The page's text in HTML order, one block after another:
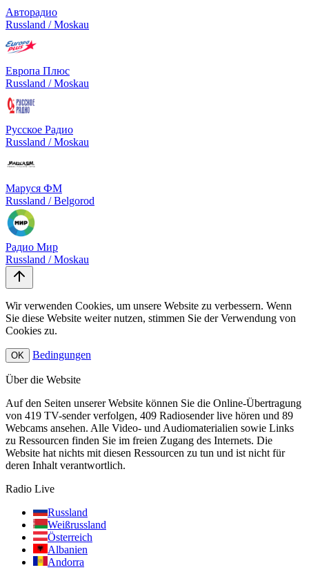
Авторадио
Russland / Moskau
Европа Плюс
Russland / Moskau
Русское Радио
Russland / Moskau
Маруся ФМ
Russland / Belgorod
Радио Мир
Russland / Moskau
Wir verwenden Cookies, um unsere Website zu verbessern. Wenn
Sie diese Website weiter nutzen, stimmen Sie der Verwendung von
Cookies zu.
OK Bedingungen
Über die Website
Auf den Seiten unserer Website können Sie die Online-Übertragung
von 419 TV-sender verfolgen, 409 Radiosender live hören und 89
Webcams ansehen. Alle Video- und Audiomaterialien sowie Links
zu Ressourcen finden Sie im freien Zugang des Internets. Die
Website hat nichts mit diesen Ressourcen zu tun und ist nicht für
deren Inhalt verantwortlich.
Radio Live
Russland
Weißrussland
Österreich
Albanien
Andorra